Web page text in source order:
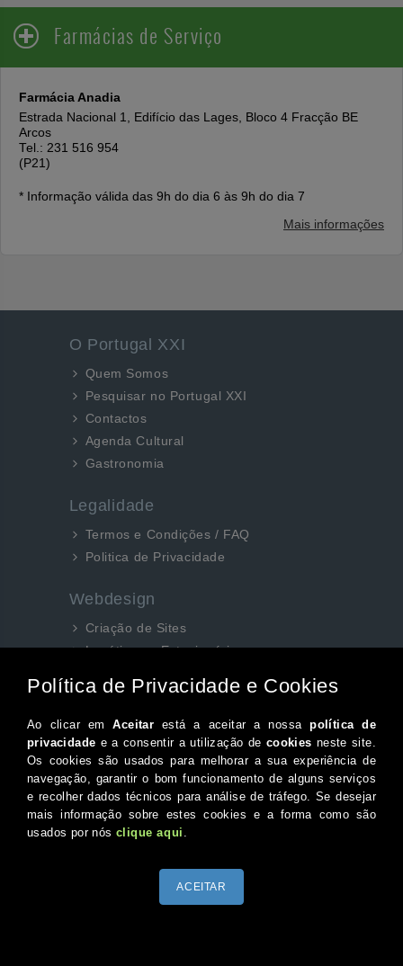
Farmácias de Serviço
Farmácia Anadia
Estrada Nacional 1, Edifício das Lages, Bloco 4 Fracção BE
Arcos
Tel.: 231 516 954
(P21)
* Informação válida das 9h do dia 6 às 9h do dia 7
Mais informações
O Portugal XXI
Quem Somos
Pesquisar no Portugal XXI
Contactos
Agenda Cultural
Gastronomia
Legalidade
Termos e Condições / FAQ
Politica de Privacidade
Webdesign
Criação de Sites
Logótipos e Estacionários
Facebook
Instagram
Twitter
Canal do Youtube
© 2026 Portugal XXI Todos os direitos reservados.
Desenvolvido por Optimeios